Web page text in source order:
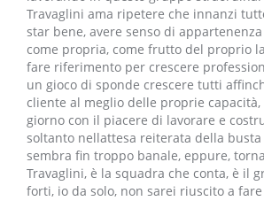
Travaglini ama ripetere che innanzi
star bene, avere senso di appartenenza
come propria, come frutto del proprio
fare riferimento per crescere
un gioco di sponde crescere tutti
cliente al meglio delle proprie capacità,
giorno con il piacere di lavorare e
soltanto nellattesa reiterata della
sembra fin troppo banale, eppure,
Travaglini, è la squadra che conta, è il
forti, io da solo, non sarei riuscito a fare